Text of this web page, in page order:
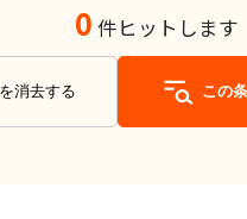
0 件ヒットします
消去する この